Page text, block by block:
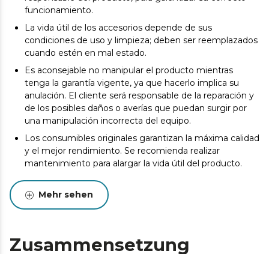
funcionamiento.
La vida útil de los accesorios depende de sus
condiciones de uso y limpieza; deben ser reemplazados
cuando estén en mal estado.
Es aconsejable no manipular el producto mientras
tenga la garantía vigente, ya que hacerlo implica su
anulación. El cliente será responsable de la reparación y
de los posibles daños o averías que puedan surgir por
una manipulación incorrecta del equipo.
Los consumibles originales garantizan la máxima calidad
y el mejor rendimiento. Se recomienda realizar
mantenimiento para alargar la vida útil del producto.
Mehr sehen
Zusammensetzung